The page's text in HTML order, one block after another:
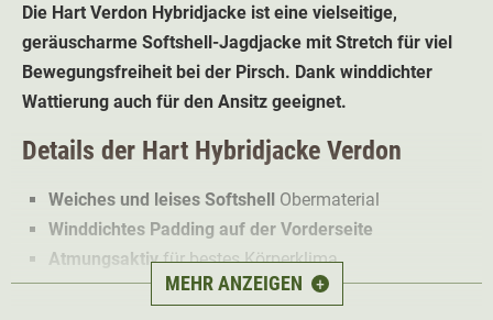
Die Hart Verdon Hybridjacke ist eine vielseitige,
geräuscharme Softshell-Jagdjacke mit Stretch für viel
Bewegungsfreiheit bei der Pirsch. Dank winddichter
Wattierung auch für den Ansitz geeignet.
Details der Hart Hybridjacke Verdon
Weiches und leises Softshell Obermaterial
Winddichtes Padding auf der Vorderseite
Atmungsaktivfür bestes Körperklima
3 praktische Taschen mit RV
MEHR ANZEIGEN +